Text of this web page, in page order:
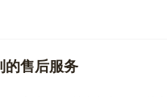
的售后服务